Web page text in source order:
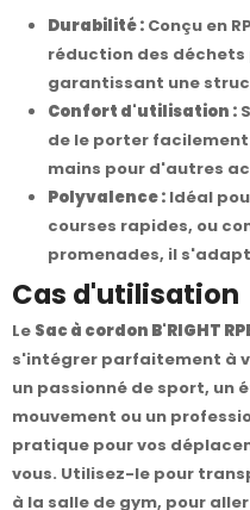
Durabilité : Conçu en
réduction des
garantissant une
Confort d'utilisation :
de le porter
mains pour d'autres
Polyvalence : Idéal
courses rapides, ou
promenades, il
Cas d'utilisation
Le Sac à cordon B'RIGHT
s'intégrer parfaitement à
un passionné de sport, un
mouvement ou un
pratique pour vos
vous. Utilisez-le pour
à la salle de gym, pour